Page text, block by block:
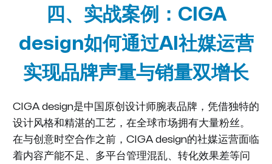
四、实战案例：CIGA
design如何通过AI社媒运营
实现品牌声量与销量双增长
CIGA design是中国原创设计师腕表品牌，凭借独特的
设计风格和精湛的工艺，在全球市场拥有大量粉丝。
在与创意时空合作之前，CIGA design的社媒运营面临
着内容产能不足、多平台管理混乱、转化效果差等问